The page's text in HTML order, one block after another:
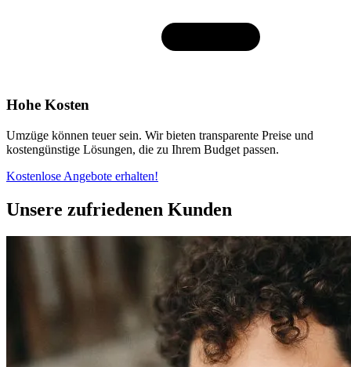
Hohe Kosten
Umzüge können teuer sein. Wir bieten transparente Preise und
kostengünstige Lösungen, die zu Ihrem Budget passen.
Kostenlose Angebote erhalten!
Unsere zufriedenen Kunden